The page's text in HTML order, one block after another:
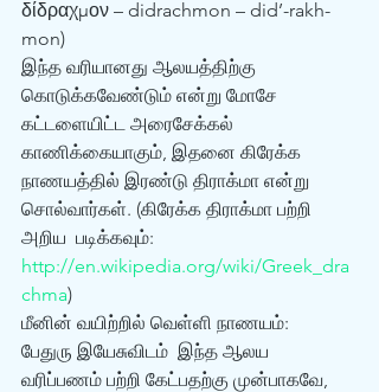
δίδραχμον – didrachmon – did’-rakh-
mon)
இந்த வரியானது ஆலயத்திற்கு
கொடுக்கவேண்டும் என்று மோசே
கட்டளையிட்ட அரைசேக்கல்
காணிக்கையாகும், இதனை கிரேக்க
நாணயத்தில் இரண்டு திராக்மா என்று
சொல்வார்கள். (கிரேக்க திராக்மா பற்றி
அறிய  படிக்கவும்:
http://en.wikipedia.org/wiki/Greek_dra
chma)
மீனின் வயிற்றில் வெள்ளி நாணயம்:
பேதுரு இயேசுவிடம்  இந்த ஆலய
வரிப்பணம் பற்றி கேட்பதற்கு முன்பாகவே,